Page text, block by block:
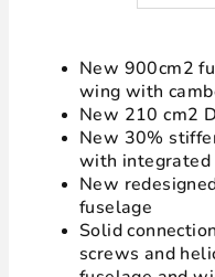
New 900cm2
wing with
New 210 cm2
New 30%
with integrated
New
fuselage
Solid
screws and